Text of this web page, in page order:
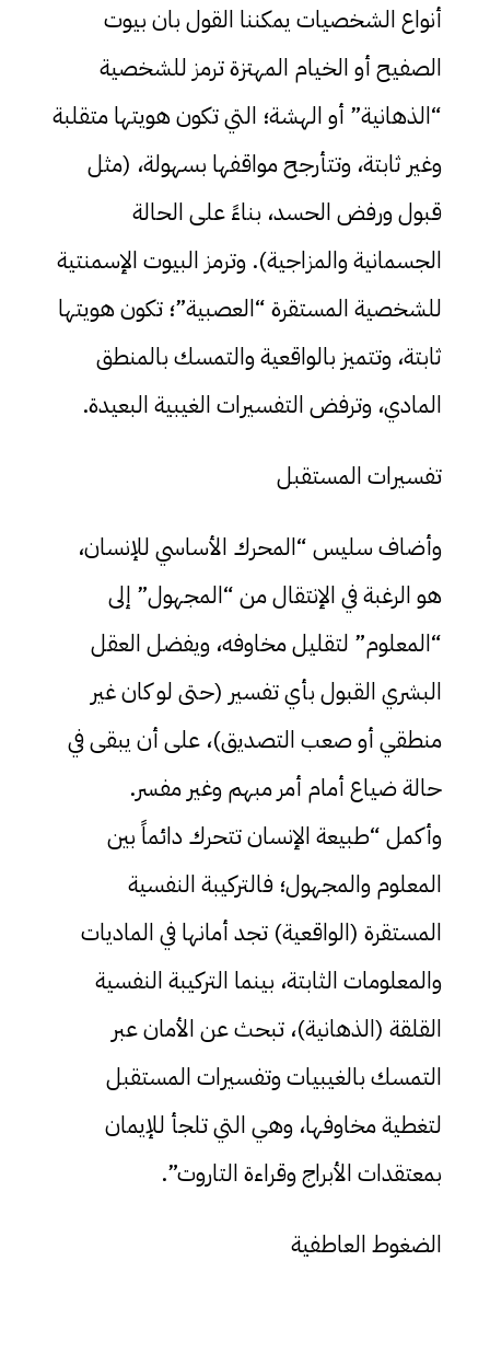
أنواع الشخصيات يمكننا القول بان بيوت
الصفيح أو الخيام المهتزة ترمز للشخصية
“الذهانية” أو الهشة؛ التي تكون هويتها متقلبة
وغير ثابتة، وتتأرجح مواقفها بسهولة، (مثل
قبول ورفض الحسد، بناءً على الحالة
الجسمانية والمزاجية). وترمز البيوت الإسمنتية
للشخصية المستقرة “العصبية”؛ تكون هويتها
ثابتة، وتتميز بالواقعية والتمسك بالمنطق
المادي، وترفض التفسيرات الغيبية البعيدة.
تفسيرات المستقبل
وأضاف سليس “المحرك الأساسي للإنسان،
هو الرغبة في الإنتقال من “المجهول” إلى
“المعلوم” لتقليل مخاوفه، ويفضل العقل
البشري القبول بأي تفسير (حتى لو كان غير
منطقي أو صعب التصديق)، على أن يبقى في
حالة ضياع أمام أمر مبهم وغير مفسر.
وأكمل “طبيعة الإنسان تتحرك دائماً بين
المعلوم والمجهول؛ فالتركيبة النفسية
المستقرة (الواقعية) تجد أمانها في الماديات
والمعلومات الثابتة، بينما التركيبة النفسية
القلقة (الذهانية)، تبحث عن الأمان عبر
التمسك بالغيبيات وتفسيرات المستقبل
لتغطية مخاوفها، وهي التي تلجأ للإيمان
بمعتقدات الأبراج وقراءة التاروت”.
الضغوط العاطفية